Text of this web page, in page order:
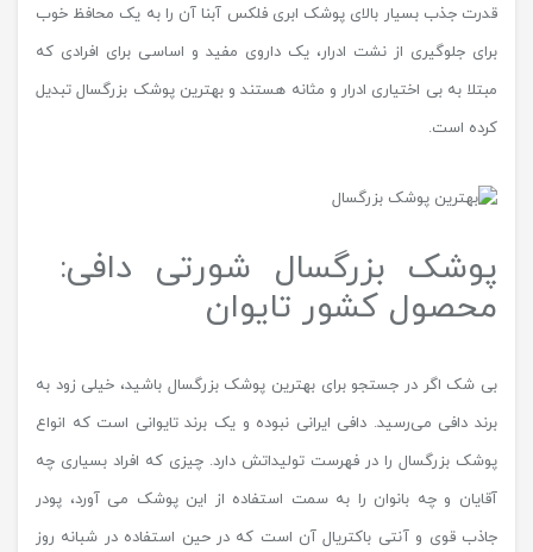
قدرت جذب بسیار بالای پوشک ابری فلکس آبنا آن را به یک محافظ خوب
برای جلوگیری از نشت ادرار، یک داروی مفید و اساسی برای افرادی که
مبتلا به بی اختیاری ادرار و مثانه هستند و بهترین پوشک بزرگسال تبدیل
کرده است.
پوشک بزرگسال شورتی دافی:
محصول کشور تایوان
بی شک اگر در جستجو برای بهترین پوشک بزرگسال باشید، خیلی زود به
برند دافی می‌رسید. دافی ایرانی نبوده و یک برند تایوانی است که انواع
پوشک بزرگسال را در فهرست تولیداتش دارد. چیزی که افراد بسیاری چه
آقایان و چه بانوان را به سمت استفاده از این پوشک می آورد، پودر
جاذب قوی و آنتی باکتریال آن است که در حین استفاده در شبانه روز